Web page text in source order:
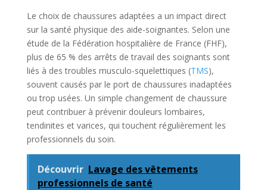
Le choix de chaussures adaptées a un impact direct
sur la santé physique des aide-soignantes. Selon une
étude de la Fédération hospitalière de France (FHF),
plus de 65 % des arrêts de travail des soignants sont
liés à des troubles musculo-squelettiques (TMS),
souvent causés par le port de chaussures inadaptées
ou trop usées. Un simple changement de chaussure
peut contribuer à prévenir douleurs lombaires,
tendinites et varices, qui touchent régulièrement les
professionnels du soin.
Découvrir Lavage des vêtements
professionnels de santé